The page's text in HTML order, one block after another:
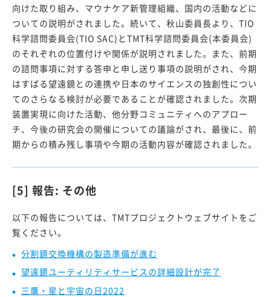
向けた取り組み、マウナケア新管理組織、国内の活動などに
ついての説明がされました。続いて、秋山委員長より、TIO
科学諮問委員会(TIO SAC)とTMT科学諮問委員会(本委員会)
のそれぞれの位置付けや関係が説明されました。また、前期
の諮問事項に対する答申と申し送り事項の説明がされ、今期
はすばる望遠鏡との連携や日本のサイエンスの独創性につい
てのさらなる検討が必要であることが確認されました。次期
装置実現に向けた活動、他分野コミュニティへのアプロー
チ、今後の研究会の開催についての議論がされ、最後に、前
期からの積み残し事項や今期の活動内容が確認されました。
[5] 報告: その他
以下の報告については、TMTプロジェクトウェブサイトをご
覧ください。
分割鏡交換機構の製造準備が進む
望遠鏡ユーティリティサービスの詳細設計が完了
三鷹・星と宇宙の日2022